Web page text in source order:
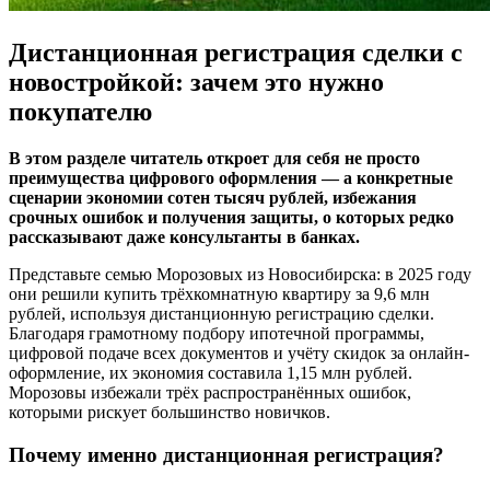
Дистанционная регистрация сделки с
новостройкой: зачем это нужно
покупателю
В этом разделе читатель откроет для себя не просто
преимущества цифрового оформления — а конкретные
сценарии экономии сотен тысяч рублей, избежания
срочных ошибок и получения защиты, о которых редко
рассказывают даже консультанты в банках.
Представьте семью Морозовых из Новосибирска: в 2025 году
они решили купить трёхкомнатную квартиру за 9,6 млн
рублей, используя дистанционную регистрацию сделки.
Благодаря грамотному подбору ипотечной программы,
цифровой подаче всех документов и учёту скидок за онлайн-
оформление, их экономия составила 1,15 млн рублей.
Морозовы избежали трёх распространённых ошибок,
которыми рискует большинство новичков.
Почему именно дистанционная регистрация?